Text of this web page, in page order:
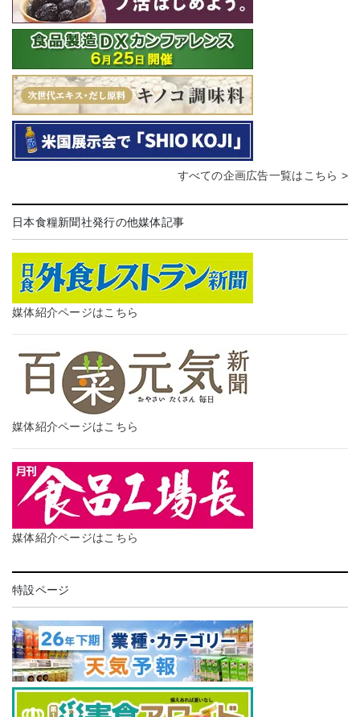
すべての企画広告一覧はこちら >
日本食糧新聞社発行の他媒体記事
媒体紹介ページはこちら
媒体紹介ページはこちら
媒体紹介ページはこちら
特設ページ